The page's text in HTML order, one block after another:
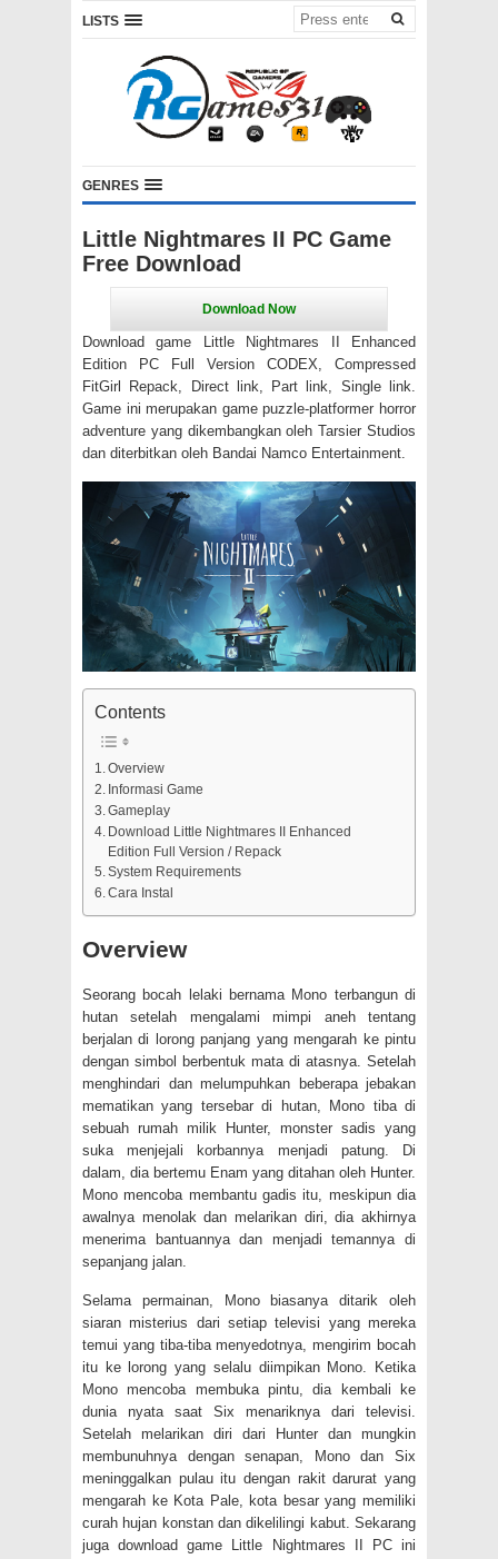
LISTS
GENRES
Little Nightmares II PC Game
Free Download
Download game Little Nightmares II Enhanced
Edition PC Full Version CODEX, Compressed
FitGirl Repack, Direct link, Part link, Single link.
Game ini merupakan game puzzle-platformer horror
adventure yang dikembangkan oleh Tarsier Studios
dan diterbitkan oleh Bandai Namco Entertainment.
Contents
Overview
Informasi Game
Gameplay
Download Little Nightmares II Enhanced
Edition Full Version / Repack
System Requirements
Cara Instal
Overview
Seorang bocah lelaki bernama Mono terbangun di
hutan setelah mengalami mimpi aneh tentang
berjalan di lorong panjang yang mengarah ke pintu
dengan simbol berbentuk mata di atasnya. Setelah
menghindari dan melumpuhkan beberapa jebakan
mematikan yang tersebar di hutan, Mono tiba di
sebuah rumah milik Hunter, monster sadis yang
suka menjejali korbannya menjadi patung. Di
dalam, dia bertemu Enam yang ditahan oleh Hunter.
Mono mencoba membantu gadis itu, meskipun dia
awalnya menolak dan melarikan diri, dia akhirnya
menerima bantuannya dan menjadi temannya di
sepanjang jalan.
Selama permainan, Mono biasanya ditarik oleh
siaran misterius dari setiap televisi yang mereka
temui yang tiba-tiba menyedotnya, mengirim bocah
itu ke lorong yang selalu diimpikan Mono. Ketika
Mono mencoba membuka pintu, dia kembali ke
dunia nyata saat Six menariknya dari televisi.
Setelah melarikan diri dari Hunter dan mungkin
membunuhnya dengan senapan, Mono dan Six
meninggalkan pulau itu dengan rakit darurat yang
mengarah ke Kota Pale, kota besar yang memiliki
curah hujan konstan dan dikelilingi kabut. Sekarang
juga download game Little Nightmares II PC ini